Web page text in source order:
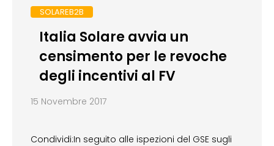
SOLAREB2B
Italia Solare avvia un
censimento per le revoche
degli incentivi al FV
15 Novembre 2017
Condividi:In seguito alle ispezioni del GSE sugli